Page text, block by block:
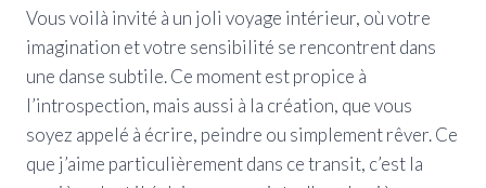
Vous voilà invité à un joli voyage intérieur, où votre
imagination et votre sensibilité se rencontrent dans
une danse subtile. Ce moment est propice à
l’introspection, mais aussi à la création, que vous
soyez appelé à écrire, peindre ou simplement rêver. Ce
que j’aime particulièrement dans ce transit, c’est la